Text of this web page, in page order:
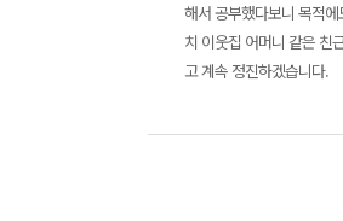
해서 공부했다보니 목적
치 이웃집 어머니 같은 친
고 계속 정진하겠습니다.